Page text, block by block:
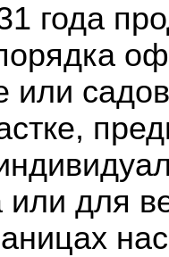
года
или
или для